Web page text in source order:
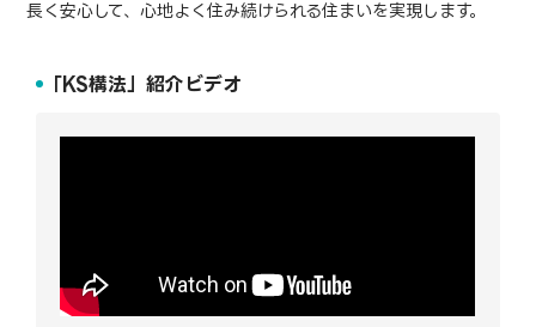
長く安心して、心地よく住み続けられる住まいを実現します。
「KS構法」紹介ビデオ